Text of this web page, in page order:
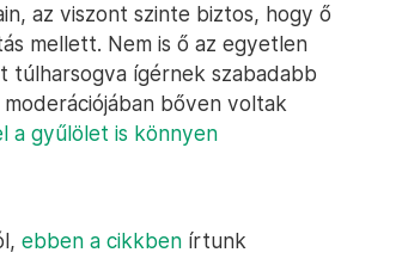
az viszont szinte biztos, hogy ő
mellett. Nem is ő az egyetlen
túlharsogva ígérnek szabadabb
bőven voltak
a gyűlölet is könnyen
ebben a cikkben írtunk